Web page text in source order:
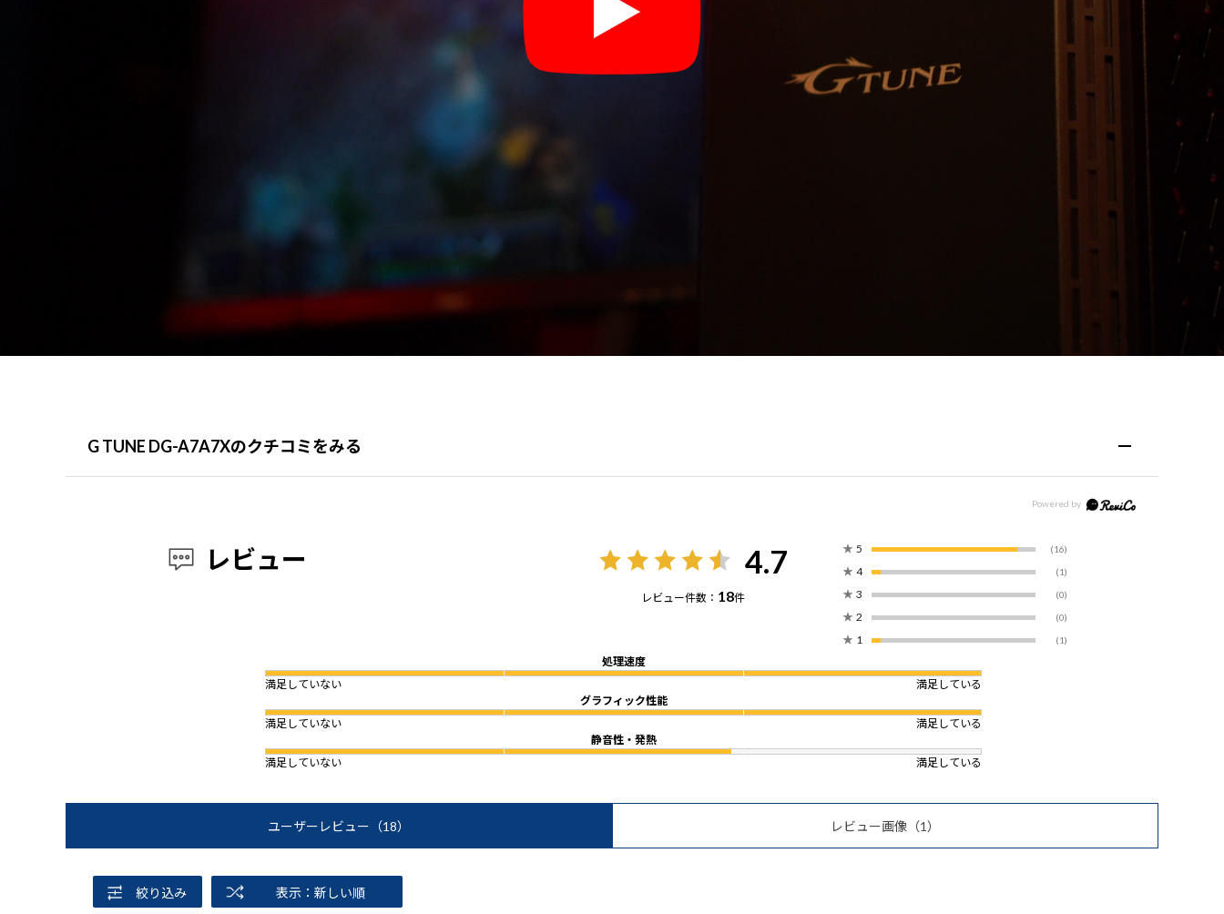
G TUNE DG-A7A7Xのクチコミをみる
レビュー 4.7
レビュー件数： 18件
★ 5 (16)
★ 4 (1)
★ 3 (0)
★ 2 (0)
★ 1 (1)
処理速度
満足していない
満足している
グラフィック性能
満足していない
満足している
静音性・発熱
満足していない
満足している
ユーザーレビュー （18） レビュー画像 （1）
絞り込み 表示：新しい順